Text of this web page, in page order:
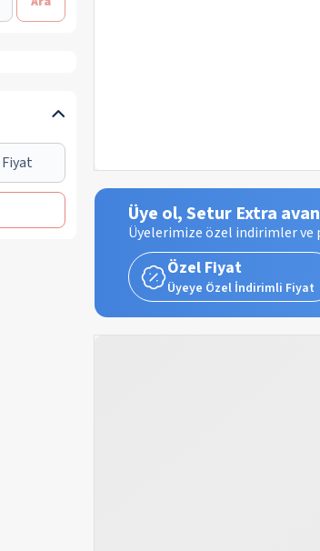
Üye ol, Setur Extra
Üyelerimize özel indirimler ve
Özel Fiyat
Üyeye Özel İndirimli Fiyat